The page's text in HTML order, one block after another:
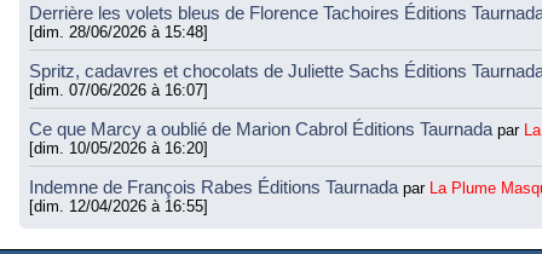
Derrière les volets bleus de Florence Tachoires Éditions
[dim. 28/06/2026 à 15:48]
Spritz, cadavres et chocolats de Juliette Sachs Éditions
[dim. 07/06/2026 à 16:07]
Ce que Marcy a oublié de Marion Cabrol Éditions Taurnada par
[dim. 10/05/2026 à 16:20]
Indemne de François Rabes Éditions Taurnada par
La Plume
[dim. 12/04/2026 à 16:55]